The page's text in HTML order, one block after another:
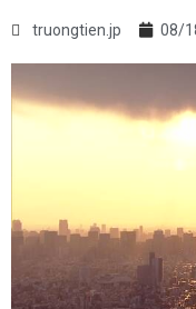
truongtien.jp 08/